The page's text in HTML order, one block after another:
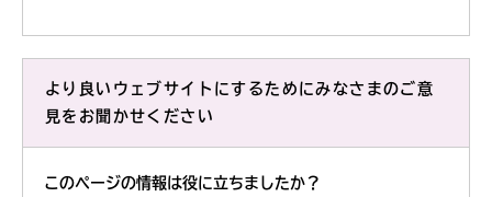
より良いウェブサイトにするためにみなさまのご意
見をお聞かせください
このページの情報は役に立ちましたか？